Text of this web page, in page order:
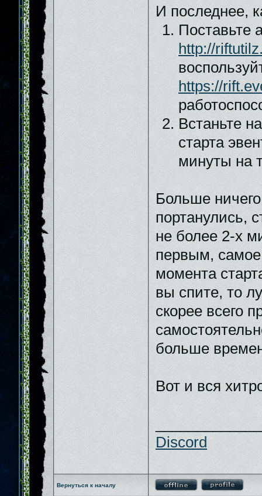
И последнее,
Поставьте
http://
https://
Встаньте
старта
минуты на
Больше
портанулись,
не более 2-х
первым, самое
момента
вы спите, то
скорее всего
больше
Вот и вся
Discord
Вернуться к началу